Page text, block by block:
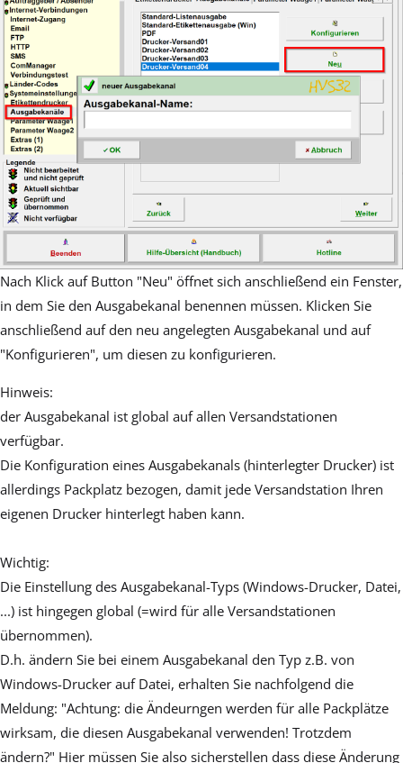
Nach Klick auf Button "Neu" öffnet sich anschließend ein Fenster,
in dem Sie den Ausgabekanal benennen müssen. Klicken Sie
anschließend auf den neu angelegten Ausgabekanal und auf
"Konfigurieren", um diesen zu konfigurieren.
Hinweis:
der Ausgabekanal ist global auf allen Versandstationen
verfügbar.
Die Konfiguration eines Ausgabekanals (hinterlegter Drucker) ist
allerdings Packplatz bezogen, damit jede Versandstation Ihren
eigenen Drucker hinterlegt haben kann.
Wichtig:
Die Einstellung des Ausgabekanal-Typs (Windows-Drucker, Datei,
...) ist hingegen global (=wird für alle Versandstationen
übernommen).
D.h. ändern Sie bei einem Ausgabekanal den Typ z.B. von
Windows-Drucker auf Datei, erhalten Sie nachfolgend die
Meldung: "Achtung: die Ändeurngen werden für alle Packplätze
wirksam, die diesen Ausgabekanal verwenden! Trotzdem
ändern?" Hier müssen Sie also sicherstellen dass diese Änderung